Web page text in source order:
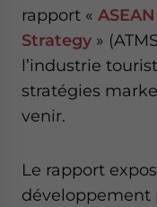
rapport «
Strategy »
l’industrie
stratégies
venir.
Le rapport
développement
website. Please send me business news and updates
- case